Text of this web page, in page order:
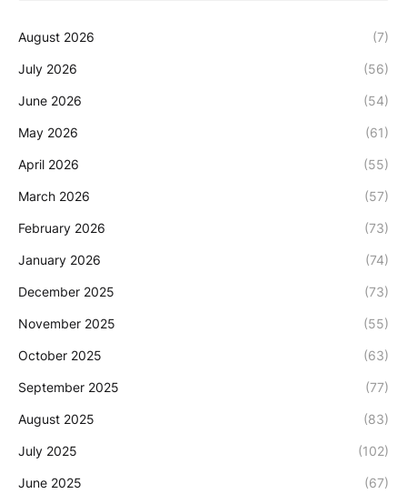
August 2026 (7)
July 2026 (56)
June 2026 (54)
May 2026 (61)
April 2026 (55)
March 2026 (57)
February 2026 (73)
January 2026 (74)
December 2025 (73)
November 2025 (55)
October 2025 (63)
September 2025 (77)
August 2025 (83)
July 2025 (102)
June 2025 (67)